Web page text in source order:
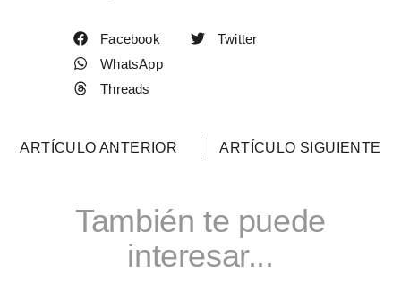
Facebook
Twitter
WhatsApp
Threads
ARTÍCULO ANTERIOR ARTÍCULO SIGUIENTE
También te puede
interesar...